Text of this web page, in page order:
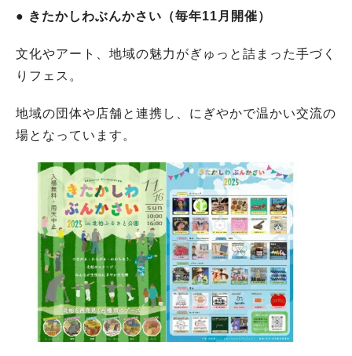
● きたかしわぶんかさい（毎年11月開催）
文化やアート、地域の魅力がぎゅっと詰まった手づく
りフェス。
地域の団体や店舗と連携し、にぎやかで温かい交流の
場となっています。